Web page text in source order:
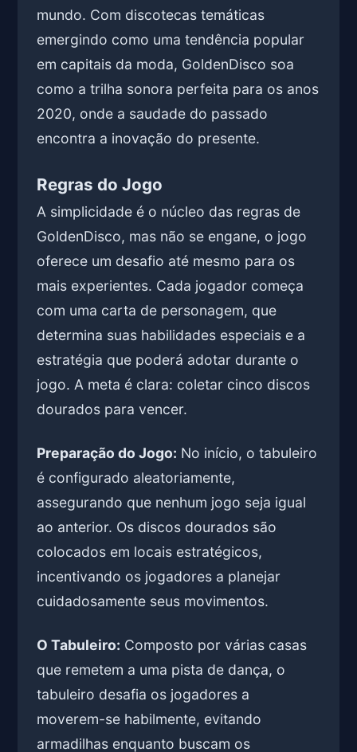
mundo. Com discotecas temáticas
emergindo como uma tendência popular
em capitais da moda, GoldenDisco soa
como a trilha sonora perfeita para os anos
2020, onde a saudade do passado
encontra a inovação do presente.
Regras do Jogo
A simplicidade é o núcleo das regras de
GoldenDisco, mas não se engane, o jogo
oferece um desafio até mesmo para os
mais experientes. Cada jogador começa
com uma carta de personagem, que
determina suas habilidades especiais e a
estratégia que poderá adotar durante o
jogo. A meta é clara: coletar cinco discos
dourados para vencer.
Preparação do Jogo: No início, o tabuleiro
é configurado aleatoriamente,
assegurando que nenhum jogo seja igual
ao anterior. Os discos dourados são
colocados em locais estratégicos,
incentivando os jogadores a planejar
cuidadosamente seus movimentos.
O Tabuleiro: Composto por várias casas
que remetem a uma pista de dança, o
tabuleiro desafia os jogadores a
moverem-se habilmente, evitando
armadilhas enquanto buscam os